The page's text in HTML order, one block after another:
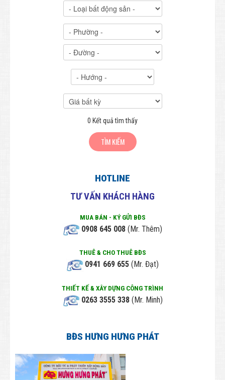
Nhà Liên kế - Nhà phố
Đất Liên kế - Đất phố
Đất Nông nghiệp
BẤT ĐỘNG SẢN CHO THUÊ
THIẾT KẾ & XÂY DỰNG
Thiết kế - Kiến trúc - Xây dựng
Bảng giá Thiết kế - Xây dựng
HƯNG HƯNG PHÁT
0 Kết quả tìm thấy
HOTLINE
TƯ VẤN KHÁCH HÀNG
MUA BÁN - KÝ GỬI BĐS
0908 645 008 (Mr. Thêm)
THUÊ & CHO THUÊ BĐS
0941 669 655 (Mr. Đạt)
THIẾT KẾ & XÂY DỰNG CÔNG TRÌNH
0263 3555 338(Mr. Minh)
BĐS HƯNG HƯNG PHÁT